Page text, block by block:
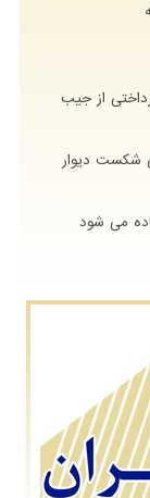
از جیب
شکست دیوار
می شود